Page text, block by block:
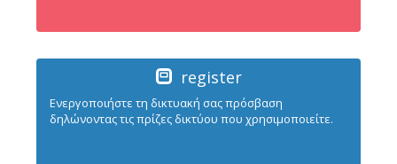
register
Ενεργοπoιήστε τη δικτυακή σας πρόσβαση
δηλώνοντας τις πρίζες δικτύου που χρησιμοποιείτε.